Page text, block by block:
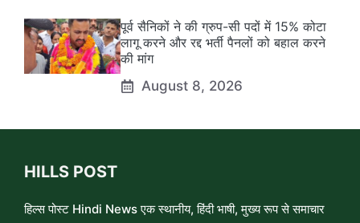
पूर्व सैनिकों ने की ग्रुप-सी पदों में 15% कोटा
लागू करने और रद्द भर्ती पैनलों को बहाल करने
की मांग
August 8, 2026
HILLS POST
हिल्स पोस्ट Hindi News एक स्थानीय, हिंदी भाषी, मुख्य रूप से समाचार